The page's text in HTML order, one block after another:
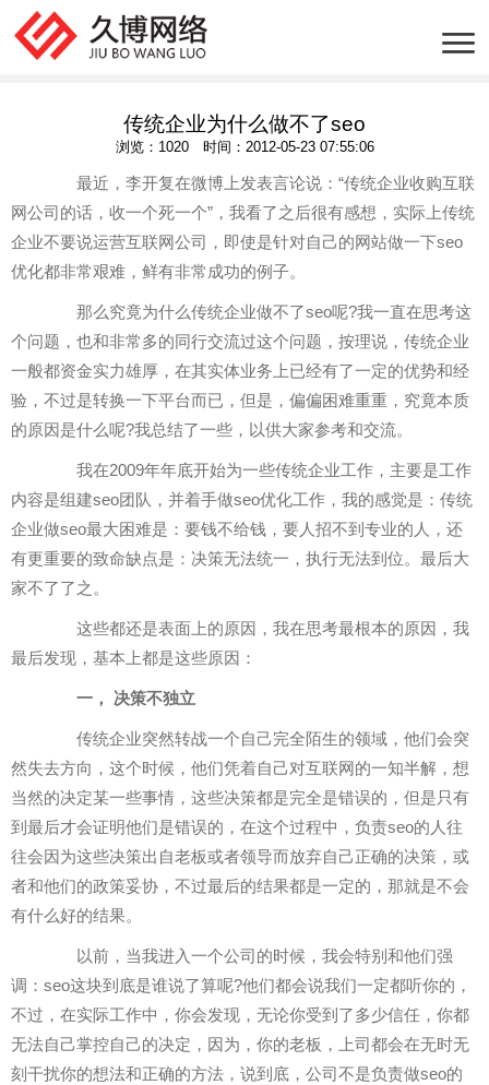
传统企业为什么做不了seo
浏览：1020 时间：2012-05-23 07:55:06
最近，李开复在微博上发表言论说：“传统企业收购互联
网公司的话，收一个死一个”，我看了之后很有感想，实际上传统
企业不要说运营互联网公司，即使是针对自己的网站做一下seo
优化都非常艰难，鲜有非常成功的例子。
那么究竟为什么传统企业做不了seo呢?我一直在思考这
个问题，也和非常多的同行交流过这个问题，按理说，传统企业
一般都资金实力雄厚，在其实体业务上已经有了一定的优势和经
验，不过是转换一下平台而已，但是，偏偏困难重重，究竟本质
的原因是什么呢?我总结了一些，以供大家参考和交流。
我在2009年年底开始为一些传统企业工作，主要是工作
内容是组建seo团队，并着手做seo优化工作，我的感觉是：传统
企业做seo最大困难是：要钱不给钱，要人招不到专业的人，还
有更重要的致命缺点是：决策无法统一，执行无法到位。最后大
家不了了之。
这些都还是表面上的原因，我在思考最根本的原因，我
最后发现，基本上都是这些原因：
一， 决策不独立
传统企业突然转战一个自己完全陌生的领域，他们会突
然失去方向，这个时候，他们凭着自己对互联网的一知半解，想
当然的决定某一些事情，这些决策都是完全是错误的，但是只有
到最后才会证明他们是错误的，在这个过程中，负责seo的人往
往会因为这些决策出自老板或者领导而放弃自己正确的决策，或
者和他们的政策妥协，不过最后的结果都是一定的，那就是不会
有什么好的结果。
以前，当我进入一个公司的时候，我会特别和他们强
调：seo这块到底是谁说了算呢?他们都会说我们一定都听你的，
不过，在实际工作中，你会发现，无论你受到了多少信任，你都
无法自己掌控自己的决定，因为，你的老板，上司都会在无时无
刻干扰你的想法和正确的方法，说到底，公司不是负责做seo的